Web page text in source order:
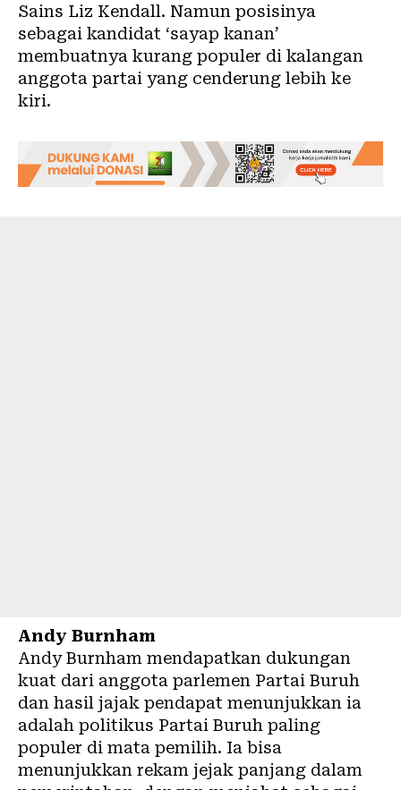
Sains Liz Kendall. Namun posisinya
sebagai kandidat ‘sayap kanan’
membuatnya kurang populer di kalangan
anggota partai yang cenderung lebih ke
kiri.
Andy Burnham
Andy Burnham mendapatkan dukungan
kuat dari anggota parlemen Partai Buruh
dan hasil jajak pendapat menunjukkan ia
adalah politikus Partai Buruh paling
populer di mata pemilih. Ia bisa
menunjukkan rekam jejak panjang dalam